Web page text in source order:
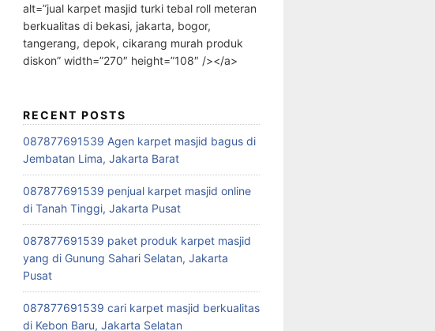
alt=”jual karpet masjid turki tebal roll meteran
berkualitas di bekasi, jakarta, bogor,
tangerang, depok, cikarang murah produk
diskon” width=”270″ height=”108″ /></a>
RECENT POSTS
087877691539 Agen karpet masjid bagus di
Jembatan Lima, Jakarta Barat
087877691539 penjual karpet masjid online
di Tanah Tinggi, Jakarta Pusat
087877691539 paket produk karpet masjid
yang di Gunung Sahari Selatan, Jakarta
Pusat
087877691539 cari karpet masjid berkualitas
di Kebon Baru, Jakarta Selatan